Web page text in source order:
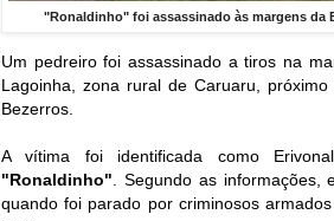
"Ronaldinho" foi assassinado às margens
Um pedreiro foi assassinado a tiros na
Lagoinha, zona rural de Caruaru,
Bezerros.
A vítima foi identificada como
"Ronaldinho" . Segundo as
quando foi parado por criminosos